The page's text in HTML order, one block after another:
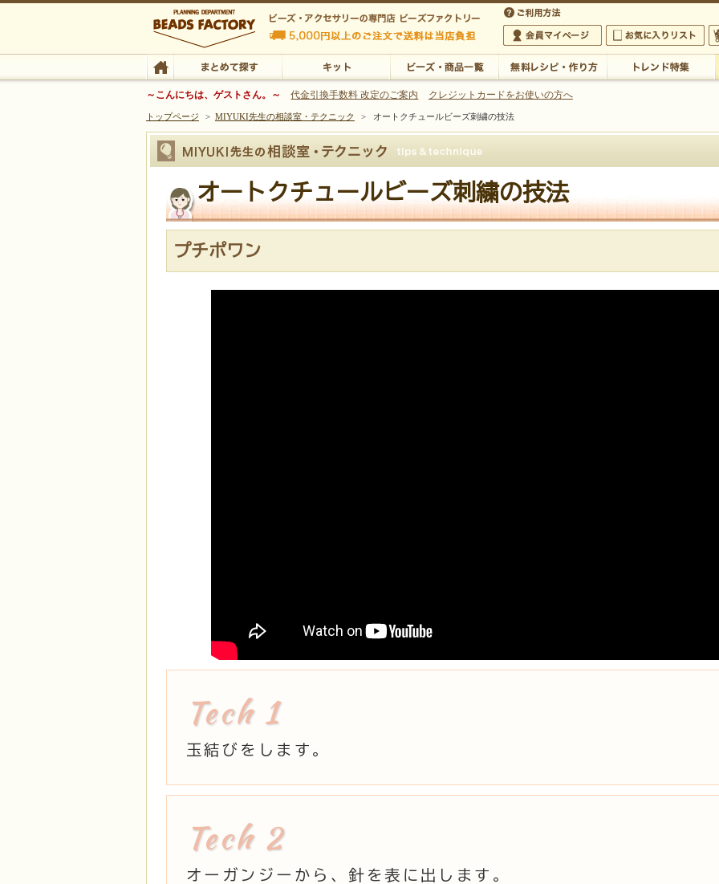
ビーズファクトリー ビーズ・パーツ・金具など・アクセサリーの専門店
～こんにちは、ゲストさん。～ 代金引換手数料 改定のご案内 クレジットカードをお使いの方へ
トップページ > MIYUKI先生の相談室・テクニック > オートクチュールビーズ刺繍の技法
オートクチュールビーズ刺繍の技法
オートクチュールビーズ刺繍の技法
プチポワン
玉結びをします。
オーガンジーから、針を表に出します。